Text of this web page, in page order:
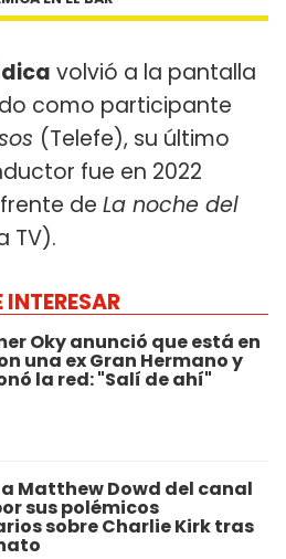
volvió a la pantalla
como participante
(Telefe), su último
fue en 2022
de La noche del
TV).
Oky anunció que está en
una ex Gran Hermano y
la red: "Salí de ahí"
Matthew Dowd del canal
sus polémicos
sobre Charlie Kirk tras